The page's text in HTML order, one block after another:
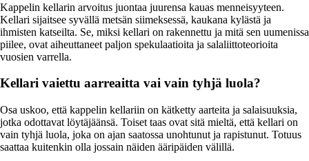
Kappelin kellarin arvoitus juontaa juurensa kauas menneisyyteen.
Kellari sijaitsee syvällä metsän siimeksessä, kaukana kylästä ja
ihmisten katseilta. Se, miksi kellari on rakennettu ja mitä sen uumenissa
piilee, ovat aiheuttaneet paljon spekulaatioita ja salaliittoteorioita
vuosien varrella.
Kellari vaiettu aarreaitta vai vain tyhjä luola?
Osa uskoo, että kappelin kellariin on kätketty aarteita ja salaisuuksia,
jotka odottavat löytäjäänsä. Toiset taas ovat sitä mieltä, että kellari on
vain tyhjä luola, joka on ajan saatossa unohtunut ja rapistunut. Totuus
saattaa kuitenkin olla jossain näiden ääripäiden välillä.